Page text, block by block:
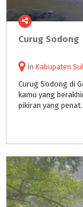
Curug Sodong
in Kabupaten
Curug Sodong di
kamu yang
pikiran yang penat.